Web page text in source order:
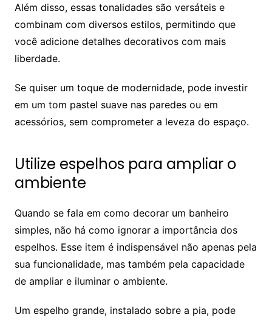
Além disso, essas tonalidades são versáteis e
combinam com diversos estilos, permitindo que
você adicione detalhes decorativos com mais
liberdade.
Se quiser um toque de modernidade, pode investir
em um tom pastel suave nas paredes ou em
acessórios, sem comprometer a leveza do espaço.
Utilize espelhos para ampliar o
ambiente
Quando se fala em como decorar um banheiro
simples, não há como ignorar a importância dos
espelhos. Esse item é indispensável não apenas pela
sua funcionalidade, mas também pela capacidade
de ampliar e iluminar o ambiente.
Um espelho grande, instalado sobre a pia, pode